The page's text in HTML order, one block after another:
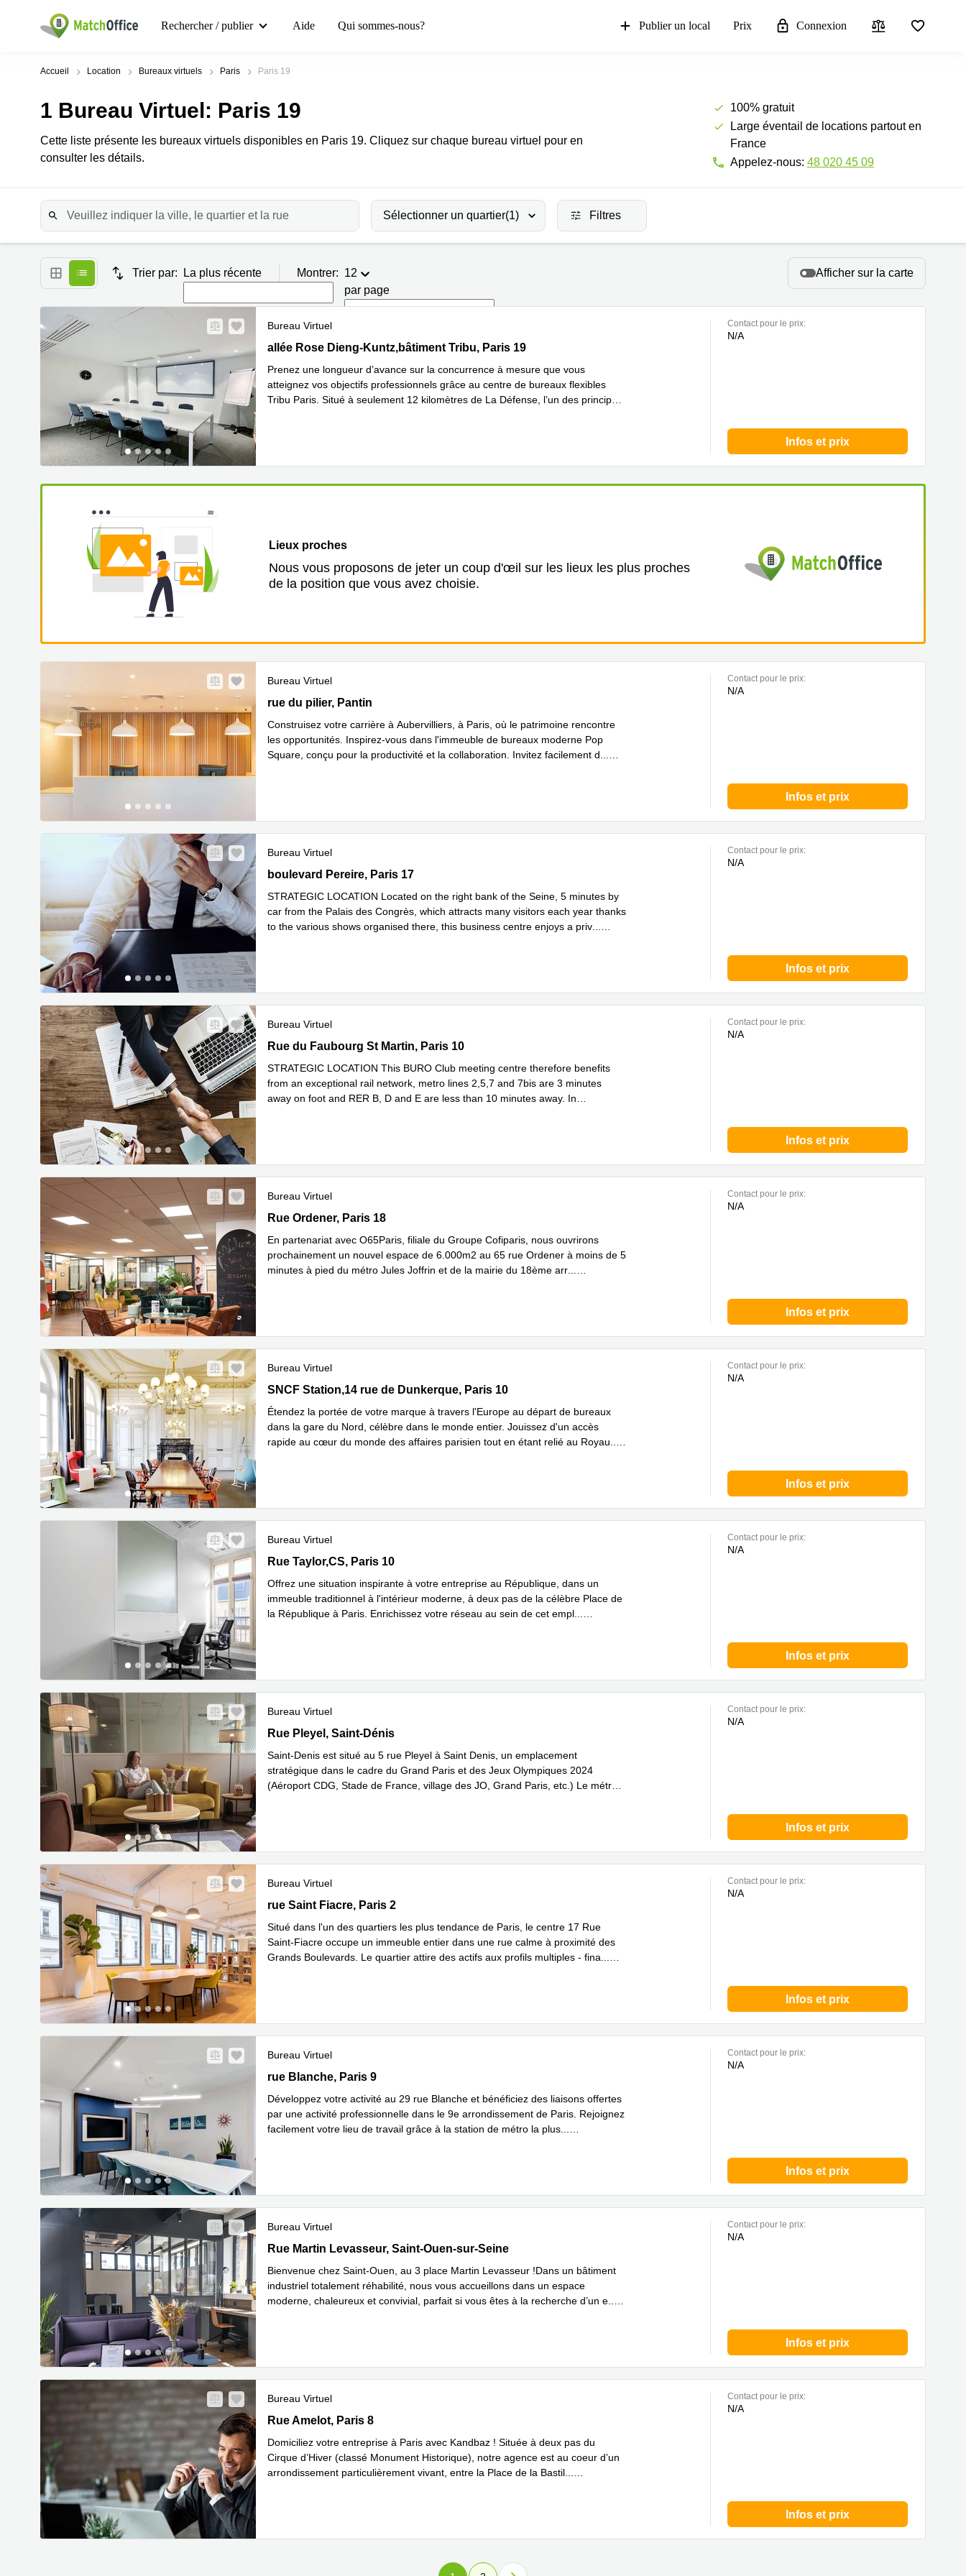
Rechercher / publier Aide Qui sommes-nous? Publier un local Prix Connexion
Accueil Location Bureaux virtuels Paris Paris 19
1 Bureau Virtuel: Paris 19
Cette liste présente les bureaux virtuels disponibles en Paris 19. Cliquez sur chaque bureau virtuel pour en
consulter les détails.
100% gratuit
Large éventail de locations partout en
France
Appelez-nous: 48 020 45 09
Sélectionner un quartier(1) Filtres
Trier par: La plus récente Montrer: 12
par page
Afficher sur la carte
Bureau Virtuel
25 allée Rose Dieng-Kuntz,bâtiment Tribu, Paris 19
allée Rose Dieng-Kuntz,bâtiment Tribu, Paris 19
Prenez une longueur d’avance sur la concurrence à mesure que vous
atteignez vos objectifs professionnels grâce au centre de bureaux flexibles
Tribu Paris. Situé à seulement 12 kilomètres de La Défense, l’un des principa
Contact pour le prix:
N/A
Infos et prix
Lieux proches
Nous vous proposons de jeter un coup d'œil sur les lieux les plus proches
de la position que vous avez choisie.
Bureau Virtuel
29 rue du pilier, Pantin
rue du pilier, Pantin
Construisez votre carrière à Aubervilliers, à Paris, où le patrimoine rencontre
les opportunités. Inspirez-vous dans l'immeuble de bureaux moderne Pop
Square, conçu pour la productivité et la collaboration. Invitez facilement d
Contact pour le prix:
N/A
Infos et prix
Bureau Virtuel
131 boulevard Pereire, Paris 17
boulevard Pereire, Paris 17
STRATEGIC LOCATION Located on the right bank of the Seine, 5 minutes by
car from the Palais des Congrès, which attracts many visitors each year thanks
to the various shows organised there, this business centre enjoys a priv
Contact pour le prix:
N/A
Infos et prix
Bureau Virtuel
253 Rue du Faubourg St Martin , Paris 10
Rue du Faubourg St Martin, Paris 10
STRATEGIC LOCATION This BURO Club meeting centre therefore benefits
from an exceptional rail network, metro lines 2,5,7 and 7bis are 3 minutes
away on foot and RER B, D and E are less than 10 minutes away. In
Contact pour le prix:
N/A
Infos et prix
Bureau Virtuel
65 Rue Ordener, Paris 18
Rue Ordener, Paris 18
En partenariat avec O65Paris, filiale du Groupe Cofiparis, nous ouvrirons
prochainement un nouvel espace de 6.000m2 au 65 rue Ordener à moins de 5
minutes à pied du métro Jules Joffrin et de la mairie du 18ème arr
Contact pour le prix:
N/A
Infos et prix
Bureau Virtuel
SNCF Station,14 rue de Dunkerque, Paris 10
SNCF Station,14 rue de Dunkerque, Paris 10
Étendez la portée de votre marque à travers l'Europe au départ de bureaux
dans la gare du Nord, célèbre dans le monde entier. Jouissez d'un accès
rapide au cœur du monde des affaires parisien tout en étant relié au Royau
Contact pour le prix:
N/A
Infos et prix
Bureau Virtuel
3B Rue Taylor,CS 20004, Paris 10
Rue Taylor,CS, Paris 10
Offrez une situation inspirante à votre entreprise au République, dans un
immeuble traditionnel à l'intérieur moderne, à deux pas de la célèbre Place de
la République à Paris. Enrichissez votre réseau au sein de cet empl
Contact pour le prix:
N/A
Infos et prix
Bureau Virtuel
5 Rue Pleyel, Saint-Dénis
Rue Pleyel, Saint-Dénis
Saint-Denis est situé au 5 rue Pleyel à Saint Denis, un emplacement
stratégique dans le cadre du Grand Paris et des Jeux Olympiques 2024
(Aéroport CDG, Stade de France, village des JO, Grand Paris, etc.) Le métro
Contact pour le prix:
N/A
Infos et prix
Bureau Virtuel
17-21 rue Saint Fiacre, Paris 2
rue Saint Fiacre, Paris 2
Situé dans l'un des quartiers les plus tendance de Paris, le centre 17 Rue
Saint-Fiacre occupe un immeuble entier dans une rue calme à proximité des
Grands Boulevards. Le quartier attire des actifs aux profils multiples - fina
Contact pour le prix:
N/A
Infos et prix
Bureau Virtuel
29, rue Blanche, Paris 9
rue Blanche, Paris 9
Développez votre activité au 29 rue Blanche et bénéficiez des liaisons offertes
par une activité professionnelle dans le 9e arrondissement de Paris. Rejoignez
facilement votre lieu de travail grâce à la station de métro la plus
Contact pour le prix:
N/A
Infos et prix
Bureau Virtuel
3 Rue Martin Levasseur, Saint-Ouen-sur-Seine
Rue Martin Levasseur, Saint-Ouen-sur-Seine
Bienvenue chez Saint-Ouen, au 3 place Martin Levasseur !Dans un bâtiment
industriel totalement réhabilité, nous vous accueillons dans un espace
moderne, chaleureux et convivial, parfait si vous êtes à la recherche d’un e
Contact pour le prix:
N/A
Infos et prix
Bureau Virtuel
122, Rue Amelot, Paris 8
Rue Amelot, Paris 8
Domiciliez votre entreprise à Paris avec Kandbaz ! Située à deux pas du
Cirque d’Hiver (classé Monument Historique), notre agence est au coeur d’un
arrondissement particulièrement vivant, entre la Place de la Bastil
Contact pour le prix:
N/A
Infos et prix